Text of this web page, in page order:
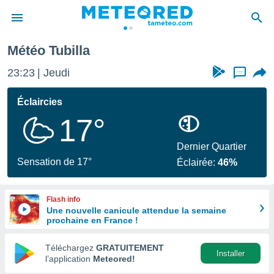
de
en
Météo Tubilla
23:23 Jeudi ...
Éclaircies
17°
Sensation de 17°
Dernier Quartier
Éclairée:46%
Flash info
Une nouvelle canicule attendue la semaine
prochaine en France !
Téléchargez GRATUITEMENT
l’application Meteored!
Installer